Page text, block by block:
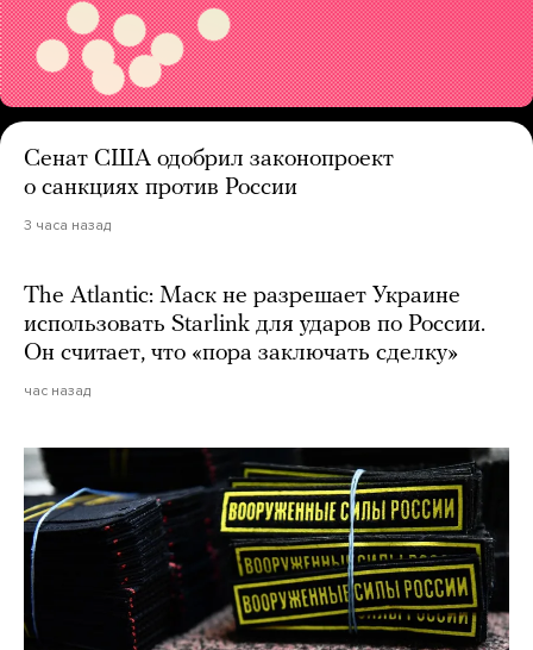
Сенат США одобрил законопроект
о санкциях против России
3 часа назад
The Atlantic: Маск не разрешает Украине
использовать Starlink для ударов по России.
Он считает, что «пора заключать сделку»
час назад